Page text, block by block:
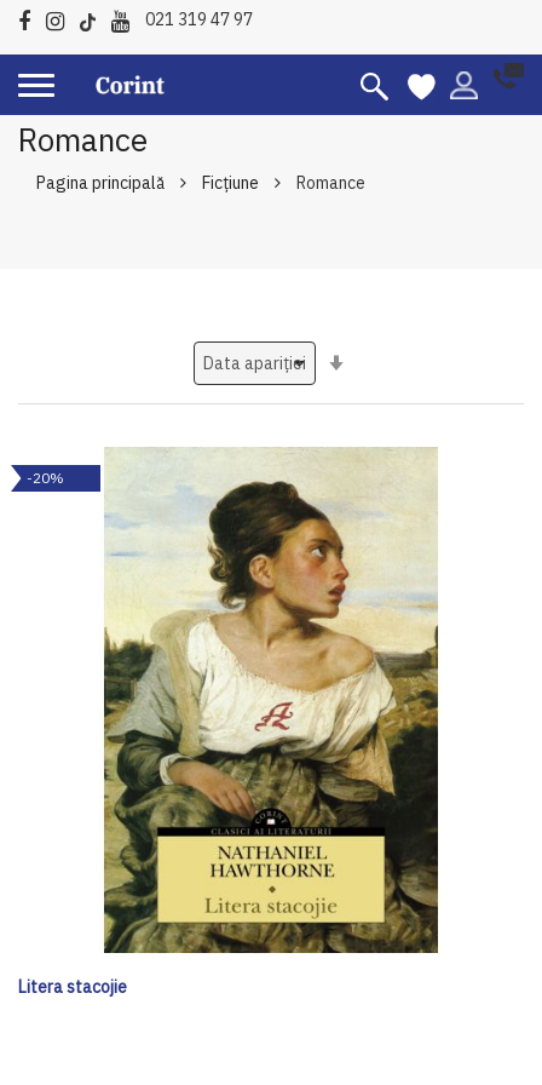
021 319 47 97
Romance
Pagina principală Ficțiune Romance
-20%
Litera stacojie